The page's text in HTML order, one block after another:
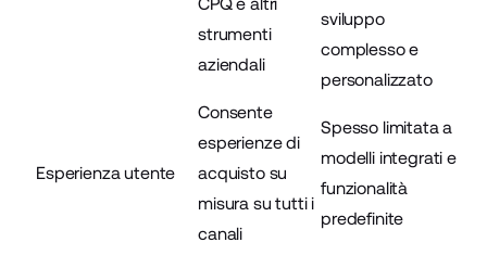
strumenti
aziendali
sviluppo
complesso e
personalizzato
Esperienza utente
Consente
esperienze di
acquisto su
misura su tutti i
canali
Spesso limitata a
modelli integrati e
funzionalità
predefinite